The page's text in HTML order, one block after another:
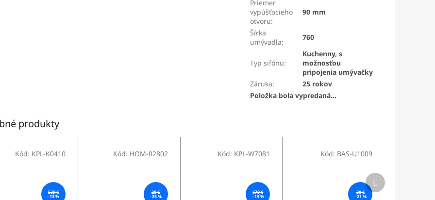
Priemer
vypúšťacieho
otvoru:
90 mm
Šírka
umývadla:
760
Typ sifónu:
Kuchenny, s
možnosťou
pripojenia umývačky
Záruka:
25 rokov
Položka bola vypredaná…
produkty
539 €
–13 %
Kód: KPL-K0410
20 €
–25 %
Kód: HOM-02802
678 €
–13 %
Kód: KPL-W7081
38 €
–21 %
Kód: BAS-U1009
Ďalší
produkt